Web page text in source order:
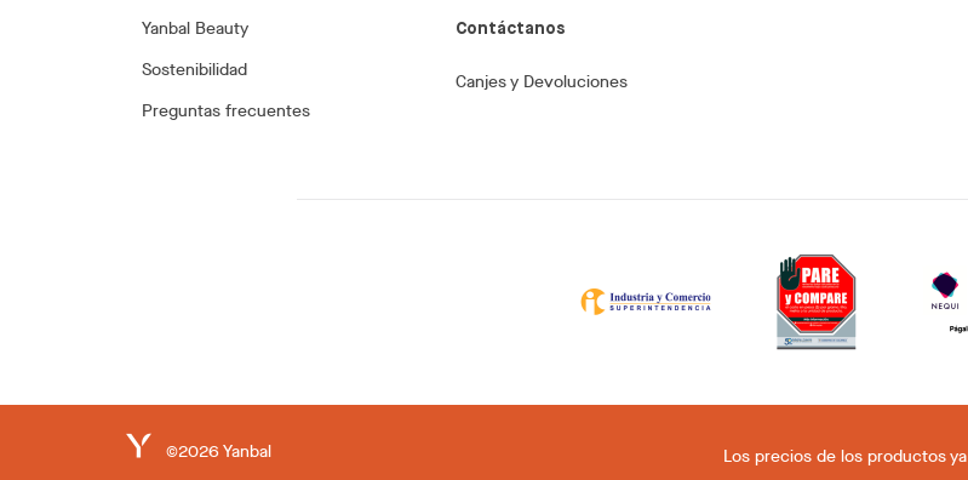
Yanbal Beauty
Sostenibilidad
Preguntas frecuentes
Contáctanos
Canjes y Devoluciones
©2026 Yanbal Los precios de los productos